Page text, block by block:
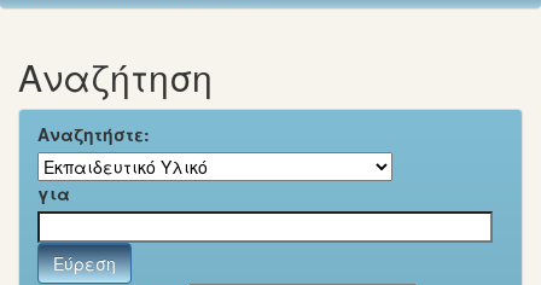
Αναζήτηση
Αναζητήστε:
για